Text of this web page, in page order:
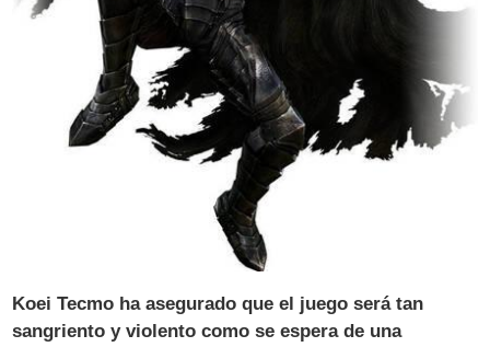
Koei Tecmo ha asegurado que el juego será tan
sangriento y violento como se espera de una